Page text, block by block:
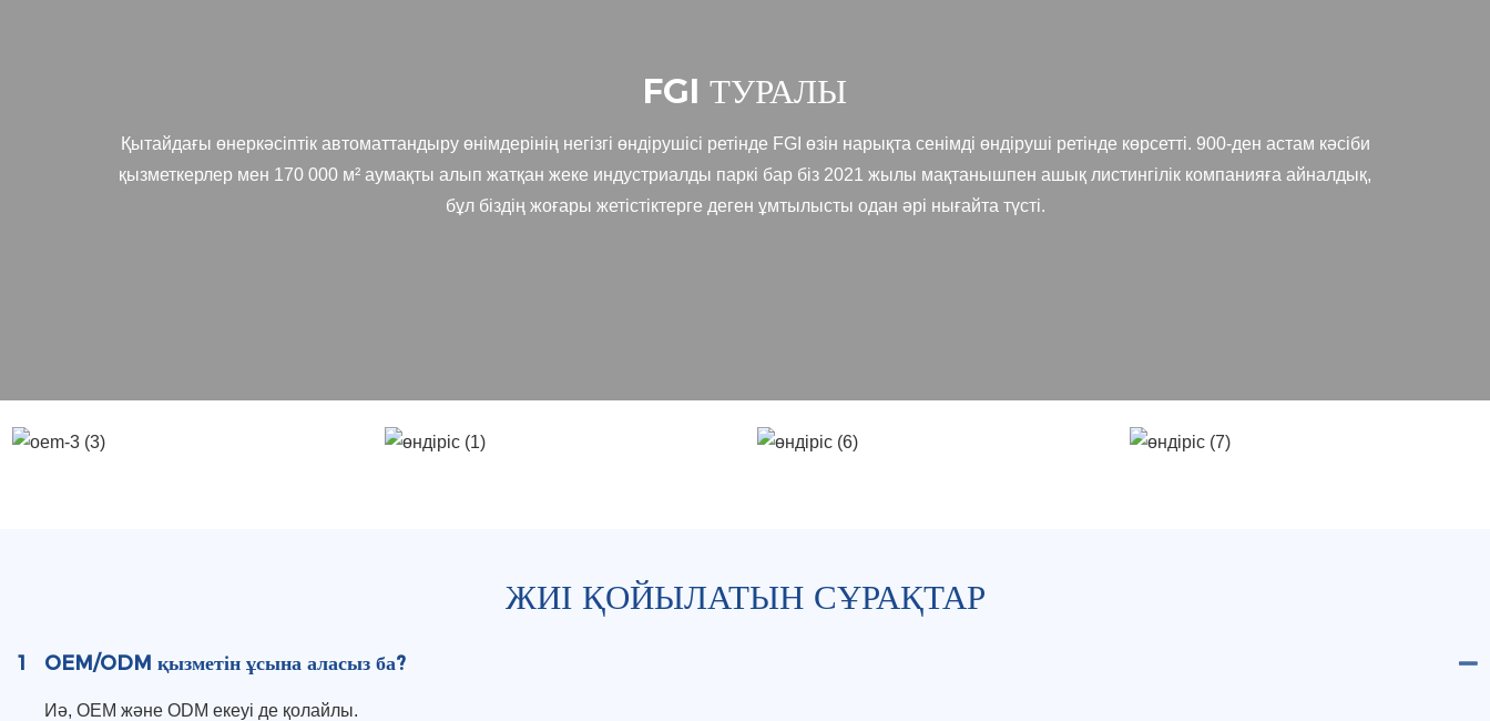
FGI ТУРАЛЫ
Қытайдағы өнеркәсіптік автоматтандыру өнімдерінің негізгі өндірушісі ретінде FGI өзін нарықта сенімді өндіруші ретінде көрсетті. 900-ден астам кәсіби
қызметкерлер мен 170 000 м² аумақты алып жатқан жеке индустриалды паркі бар біз 2021 жылы мақтанышпен ашық листингілік компанияға айналдық,
бұл біздің жоғары жетістіктерге деген ұмтылысты одан әрі нығайта түсті.
ЖИІ ҚОЙЫЛАТЫН СҰРАҚТАР
1 OEM/ODM қызметін ұсына аласыз ба?
Иә, OEM және ODM екеуі де қолайлы.